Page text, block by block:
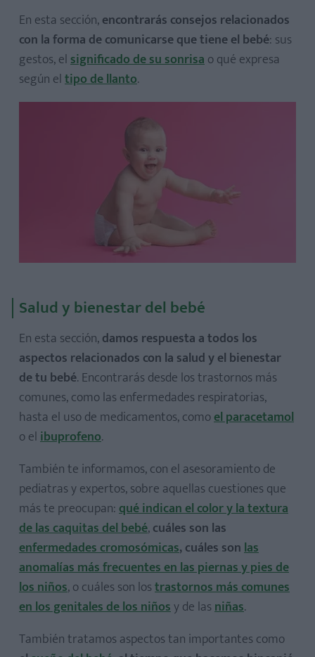
En esta sección,encontrarás consejos relacionados
con la forma de comunicarse que tiene el bebé: sus
gestos, elsignificado de su sonrisao qué expresa
según eltipo de llanto.
Salud y bienestar del bebé
En esta sección,damos respuesta a todos los
aspectos relacionados con la salud y el bienestar
de tu bebé. Encontrarás desde los trastornos más
comunes, como las enfermedades respiratorias,
hasta el uso de medicamentos, comoel paracetamol
o elibuprofeno.
También te informamos, con el asesoramiento de
pediatras y expertos, sobre aquellas cuestiones que
más te preocupan:qué indican el color y la textura
de las caquitas del bebé,cuáles son las
enfermedades cromosómicas, cuáles sonlas
anomalías más frecuentes en las piernas y pies de
los niños, o cuáles son lostrastornos más comunes
en los genitales de los niñosy de lasniñas.
También tratamos aspectos tan importantes como